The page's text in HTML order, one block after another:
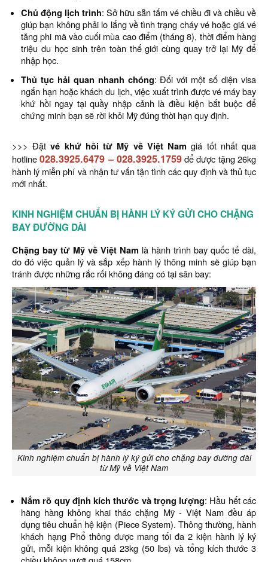
Chủ động lịch trình: Sở hữu sẵn tấm vé chiều đi và chiều về
giúp bạn không phải lo lắng về tình trạng cháy vé hoặc giá vé
tăng phi mã vào cuối mùa cao điểm (tháng 8), thời điểm hàng
triệu du học sinh trên toàn thế giới cùng quay trở lại Mỹ để
nhập học.
Thủ tục hải quan nhanh chóng: Đối với một số diện visa
ngắn hạn hoặc khách du lịch, việc xuất trình được vé máy bay
khứ hồi ngay tại quầy nhập cảnh là điều kiện bắt buộc để
chứng minh bạn sẽ rời khỏi Mỹ đúng thời hạn quy định.
>>> Đặtvé khứ hồi từ Mỹ về Việt Namgiá tốt nhất qua
hotline028.3925.6479 – 028.3925.1759 để được tặng 26kg
hành lý miễn phí và nhận tư vấn tận tình các quy định và thủ tục
mới nhất.
KINH NGHIỆM CHUẨN BỊ HÀNH LÝ KÝ GỬI CHO CHẶNG
BAY ĐƯỜNG DÀI
Chặng bay từ Mỹ về Việt Nam là hành trình bay quốc tế dài,
do đó việc quản lý và sắp xếp hành lý thông minh sẽ giúp bạn
tránh được những rắc rối không đáng có tại sân bay:
Kinh nghiệm chuẩn bị hành lý ký gửi cho chặng bay đường dài
từ Mỹ về Việt Nam
Nắm rõ quy định kích thước và trọng lượng: Hầu hết các
hãng hàng không khai thác chặng Mỹ - Việt Nam đều áp
dụng tiêu chuẩn hệ kiện (Piece System). Thông thường, hành
khách hạng Phổ thông được mang tối đa 2 kiện hành lý ký
gửi, mỗi kiện không quá 23kg (50 lbs) và tổng kích thước 3